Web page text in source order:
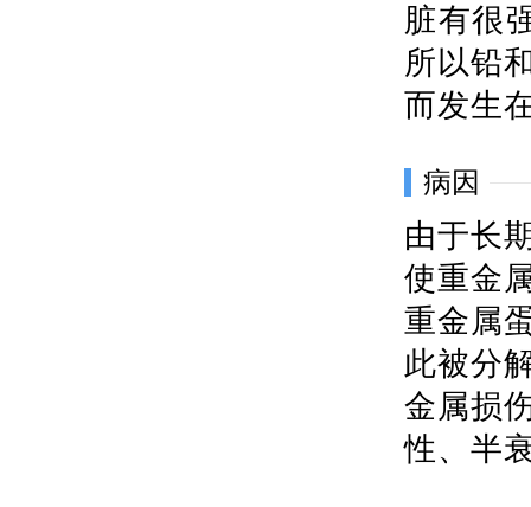
脏有很
所以铅
而发生
病因
由于长
使重金
重金属
此被分
金属损
性、半